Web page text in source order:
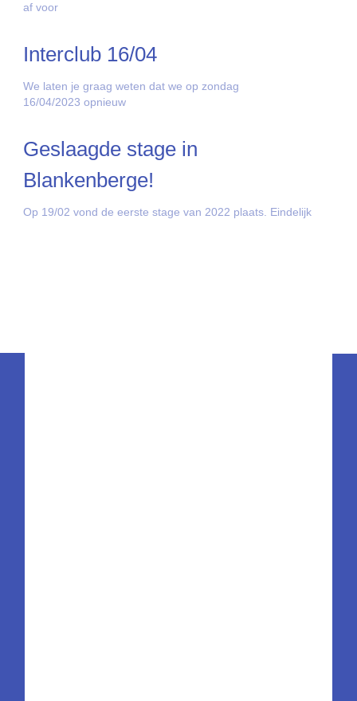
af voor
Interclub 16/04
We laten je graag weten dat we op zondag
16/04/2023 opnieuw
Geslaagde stage in
Blankenberge!
Op 19/02 vond de eerste stage van 2022 plaats. Eindelijk